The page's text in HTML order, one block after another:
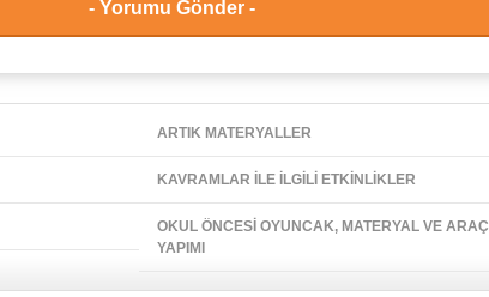
ARTIK MATERYALLER
KAVRAMLAR İLE İLGİLİ ETKİNLİKLER
OKUL ÖNCESİ OYUNCAK, MATERYAL VE ARAÇ
YAPIMI